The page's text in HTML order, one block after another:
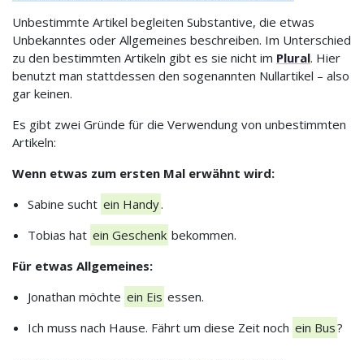
Unbestimmte Artikel begleiten Substantive, die etwas
Unbekanntes oder Allgemeines beschreiben. Im Unterschied
zu den bestimmten Artikeln gibt es sie nicht im Plural. Hier
benutzt man stattdessen den sogenannten Nullartikel – also
gar keinen.
Es gibt zwei Gründe für die Verwendung von unbestimmten
Artikeln:
Wenn etwas zum ersten Mal erwähnt wird:
Sabine sucht ein Handy.
Tobias hat ein Geschenk bekommen.
Für etwas Allgemeines:
Jonathan möchte ein Eis essen.
Ich muss nach Hause. Fährt um diese Zeit noch ein Bus?